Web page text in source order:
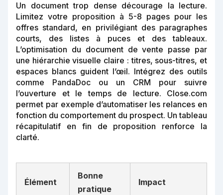
Un document trop dense décourage la lecture.
Limitez votre proposition à 5-8 pages pour les
offres standard, en privilégiant des paragraphes
courts, des listes à puces et des tableaux.
L’optimisation du document de vente passe par
une hiérarchie visuelle claire : titres, sous-titres, et
espaces blancs guident l’œil. Intégrez des outils
comme PandaDoc ou un CRM pour suivre
l’ouverture et le temps de lecture. Close.com
permet par exemple d’automatiser les relances en
fonction du comportement du prospect. Un tableau
récapitulatif en fin de proposition renforce la
clarté.
Élément
Bonne
pratique
Impact